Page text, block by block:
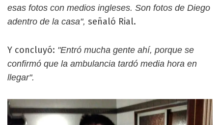
esas fotos con medios ingleses. Son fotos de Diego
adentro de la casa", señaló Rial.
Y concluyó: "Entró mucha gente ahí, porque se
confirmó que la ambulancia tardó media hora en
llegar".